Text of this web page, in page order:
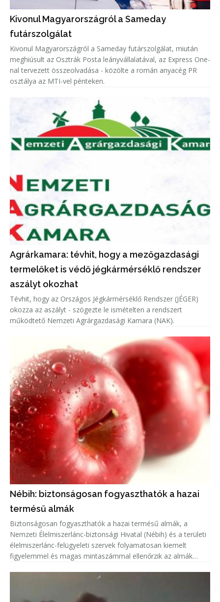
Kivonul Magyarországról a Sameday
futárszolgálat
Kivonul Magyarországról a Sameday futárszolgálat, miután
meghiúsult az Osztrák Posta leányvállalatával, az Express One-
nal tervezett összeolvadása - közölte a román anyacég PR
osztálya az MTI-vel pénteken.
Agrárkamara: tévhit, hogy a mezőgazdasági
termelőket is védő jégkármérséklő rendszer
aszályt okozhat
Tévhit, hogy az Országos Jégkármérséklő Rendszer (JÉGER)
okozza az aszályt - szögezte le ismételten a rendszert
működtető Nemzeti Agrárgazdasági Kamara (NAK).
Nébih: biztonságosan fogyaszthatók a hazai
termésű almák
Biztonságosan fogyaszthatók a hazai termésű almák, a
Nemzeti Élelmiszerlánc-biztonsági Hivatal (Nébih) és a területi
élelmiszerlánc-felügyeleti szervek folyamatosan kiemelt
figyelemmel és magas mintaszámmal ellenőrzik az almák